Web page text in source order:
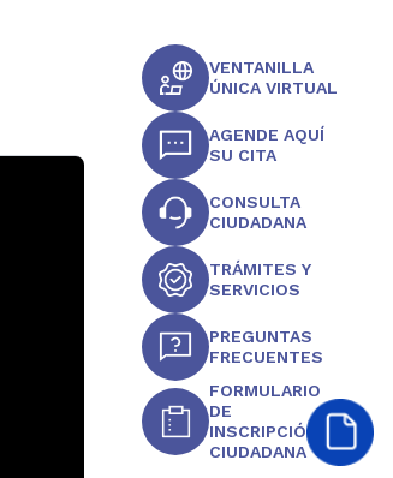
VENTANILLA
ÚNICA VIRTUAL
AGENDE AQUÍ
SU CITA
CONSULTA
CIUDADANA
TRÁMITES Y
SERVICIOS
PREGUNTAS
FRECUENTES
FORMULARIO
DE
INSCRIPCIÓN
CIUDADANA